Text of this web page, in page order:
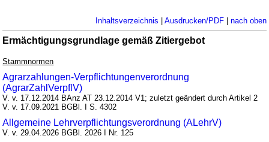
Inhaltsverzeichnis | Ausdrucken/PDF| nach oben
Ermächtigungsgrundlage gemäß Zitiergebot
Stammnormen
Agrarzahlungen-Verpflichtungenverordnung
(AgrarZahlVerpflV)
V. v. 17.12.2014 BAnz AT 23.12.2014 V1; zuletzt geändert durch Artikel 2
V. v. 17.09.2021 BGBl. I S. 4302
Allgemeine Lehrverpflichtungsverordnung (ALehrV)
V. v. 29.04.2026 BGBl. 2026 I Nr. 125